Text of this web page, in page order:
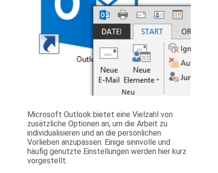
Microsoft Outlook bietet eine Vielzahl von
zusätzliche Optionen an, um die Arbeit zu
individualisieren und an die persönlichen
Vorlieben anzupassen. Einige sinnvolle und
häufig genutzte Einstellungen werden hier kurz
vorgestellt.